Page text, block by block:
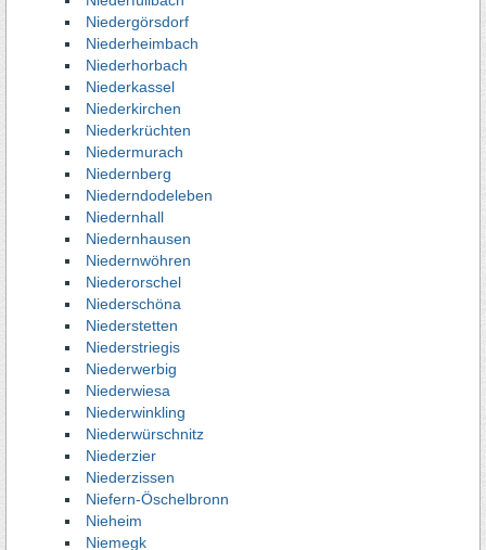
Niedergörsdorf
Niederheimbach
Niederhorbach
Niederkassel
Niederkirchen
Niederkrüchten
Niedermurach
Niedernberg
Niederndodeleben
Niedernhall
Niedernhausen
Niedernwöhren
Niederorschel
Niederschöna
Niederstetten
Niederstriegis
Niederwerbig
Niederwiesa
Niederwinkling
Niederwürschnitz
Niederzier
Niederzissen
Niefern-Öschelbronn
Nieheim
Niemegk